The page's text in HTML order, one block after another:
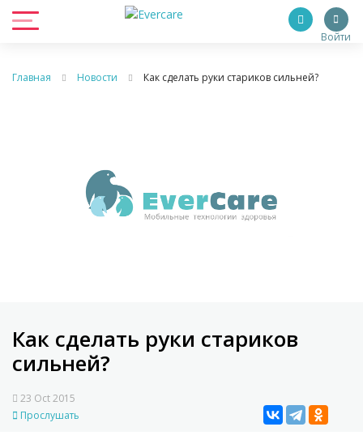
Войти
Главная Новости Как сделать руки стариков сильней?
Как сделать руки стариков
сильней?
23 Oct 2015
Прослушать